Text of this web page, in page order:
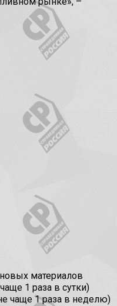
материалов
1 раза в сутки)
чаще 1 раза в неделю)